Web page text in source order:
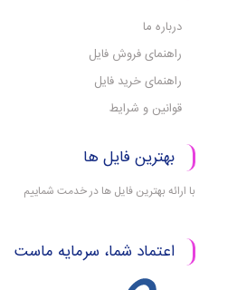
درباره ما
راهنمای فروش فایل
راهنمای خرید فایل
قوانین و شرایط
بهترین فایل ها
با ارائه بهترین فایل ها در خدمت شماییم
اعتماد شما، سرمایه ماست